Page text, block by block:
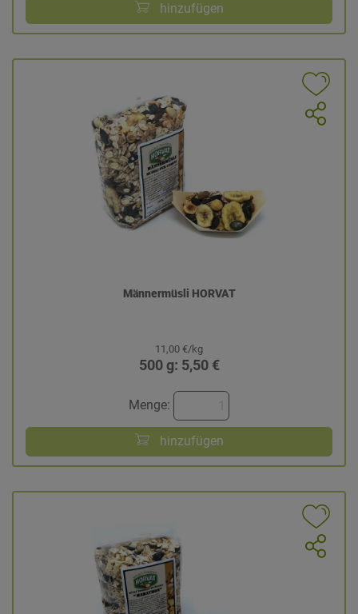
hinzufügen
Männermüsli HORVAT
11,00 €/kg
500 g: 5,50 €
Menge:
hinzufügen